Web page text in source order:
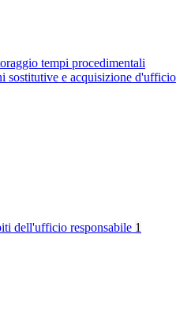
tempi procedimentali
sostitutive e acquisizione d'ufficio
dell'ufficio responsabile 1